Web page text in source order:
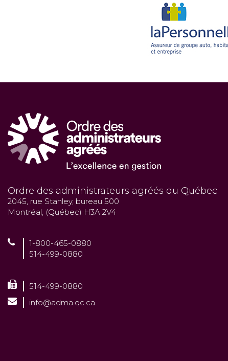
Ordre des administrateurs agréés du Québec
2045, rue Stanley, bureau 500
Montréal, (Québec) H3A 2V4
1-800-465-0880
514-499-0880
514-499-0880
info@adma.qc.ca